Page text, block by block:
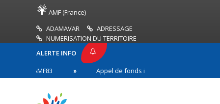
AMF (France)
ADAMAVAR
ADRESSAGE
NUMERISATION DU TERRITOIRE
ALERTE INFO
AMF83
Appel de fonds incendies de forêt
en première ligne